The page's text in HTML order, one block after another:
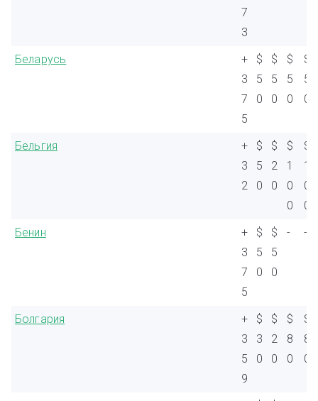
7
3
Беларусь
+
3
7
5
$
5
0
$
5
0
$
5
0
$
5
0
Бельгия
+
3
2
$
5
0
$
2
0
$
1
0
0
$
1
0
0
Бенин
+
3
7
5
$
5
0
$
5
0
- -
Болгария
+
3
5
9
$
3
0
$
2
0
$
8
0
$
8
0